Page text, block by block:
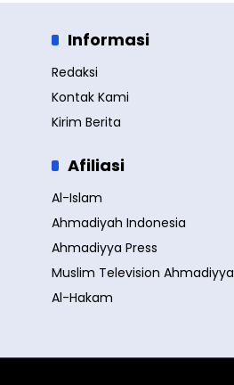
Informasi
Redaksi
Kontak Kami
Kirim Berita
Afiliasi
Al-Islam
Ahmadiyah Indonesia
Ahmadiyya Press
Muslim Television Ahmadiyya
Al-Hakam